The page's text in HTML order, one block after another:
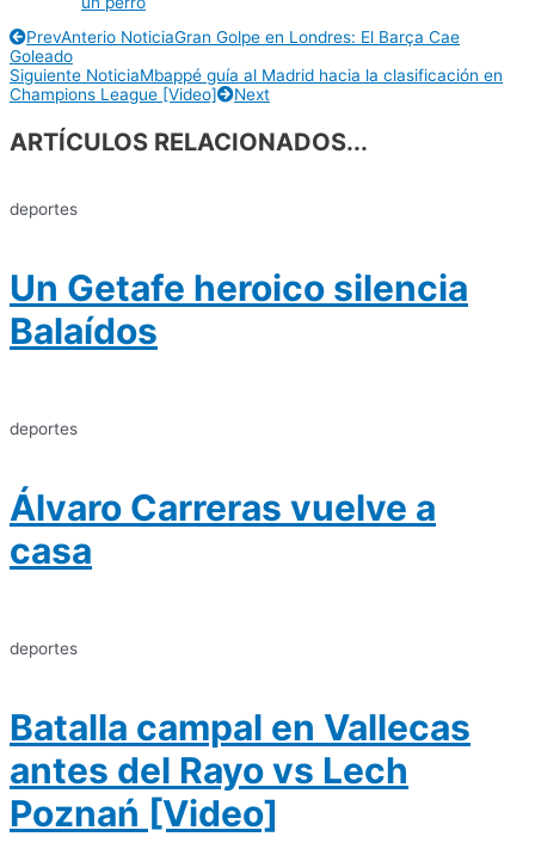
PrevAnterio NoticiaGran Golpe en Londres: El Barça Cae
Goleado
Siguiente NoticiaMbappé guía al Madrid hacia la clasificación en
Champions League [Video]
Next
ARTÍCULOS RELACIONADOS...
deportes
Un Getafe heroico silencia
Balaídos
deportes
Álvaro Carreras vuelve a
casa
deportes
Batalla campal en Vallecas
antes del Rayo vs Lech
Poznań [Video]